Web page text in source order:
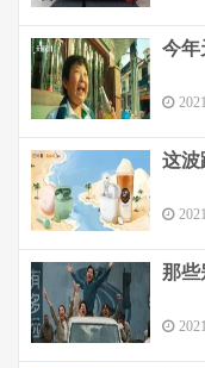
今年
这波
那些